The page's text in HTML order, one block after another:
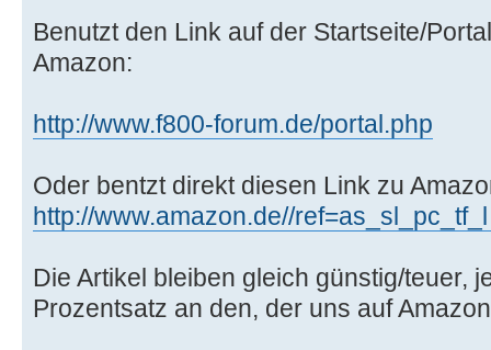
Benutzt den Link auf der Startseite/
Amazon:
http://www.f800-forum.de/portal.php
Oder bentzt direkt diesen Link zu
http://www.amazon.de//
Die Artikel bleiben gleich günstig/teuer,
Prozentsatz an den, der uns auf